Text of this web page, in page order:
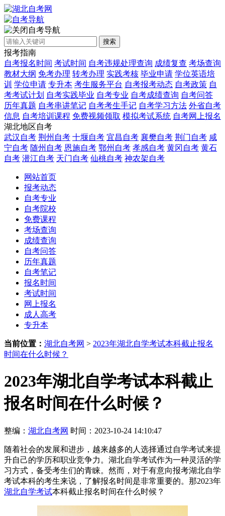
自考导航
搜索
报考指南
自考报名时间 考试时间 自考违规处理查询 成绩复查 考场查询
教材大纲 免考办理 转考办理 实践考核 毕业申请 学位英语培
训 学位申请 专升本 考生服务平台 自考报考动态 自考政策 自
考考试计划 自考实践毕业 自考专业 自考成绩查询 自考问答
历年真题 自考串讲笔记 自考考生手记 自考学习方法 外省自考
信息 自考培训课程 免费视频领取 模拟考试系统 自考网上报名
湖北地区自考
武汉自考 荆州自考 十堰自考 宜昌自考 襄樊自考 荆门自考 咸
宁自考 随州自考 恩施自考 鄂州自考 孝感自考 黄冈自考 黄石
自考 潜江自考 天门自考 仙桃自考 神农架自考
网站首页
报考动态
自考专业
自考院校
免费课程
考场查询
成绩查询
自考问答
历年真题
自考笔记
报名时间
考试时间
网上报名
成人高考
专升本
当前位置： 湖北自考网 > 2023年湖北自学考试本科截止报名
时间在什么时候？
2023年湖北自学考试本科截止
报名时间在什么时候？
整编： 湖北自考网 时间：2023-10-24 14:10:47
随着社会的发展和进步，越来越多的人选择通过自学考试来提
升自己的学历和职业竞争力。湖北自学考试作为一种灵活的学
习方式，备受考生们的青睐。然而，对于有意向报考湖北自学
考试本科的考生来说，了解报名时间是非常重要的。那2023年
湖北自学考试本科截止报名时间在什么时候？